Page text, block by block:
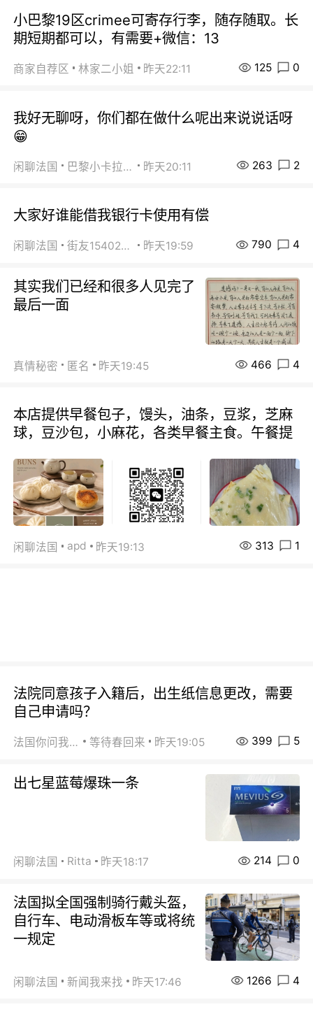
小巴黎19区crimee可寄存行李，随存随取。长
期短期都可以，有需要+微信：13
商家自荐区 林家二小姐 昨天22:11 125 0
我好无聊呀，你们都在做什么呢出来说说话呀
😁
闲聊法国 巴黎小卡拉咪 昨天20:11 263 2
大家好谁能借我银行卡使用有偿
闲聊法国 街友15402223 昨天19:59 790 4
其实我们已经和很多人见完了
最后一面
真情秘密 匿名 昨天19:45 466 4
本店提供早餐包子，馒头，油条，豆浆，芝麻
球，豆沙包，小麻花，各类早餐主食。午餐提
闲聊法国 apd 昨天19:13 313 1
法院同意孩子入籍后，出生纸信息更改，需要
自己申请吗？
法国你问我答 等待春回来 昨天19:05 399 5
出七星蓝莓爆珠一条
闲聊法国 Ritta 昨天18:17 214 0
法国拟全国强制骑行戴头盔，
自行车、电动滑板车等或将统
一规定
闲聊法国 新闻我来找 昨天17:46 1266 4